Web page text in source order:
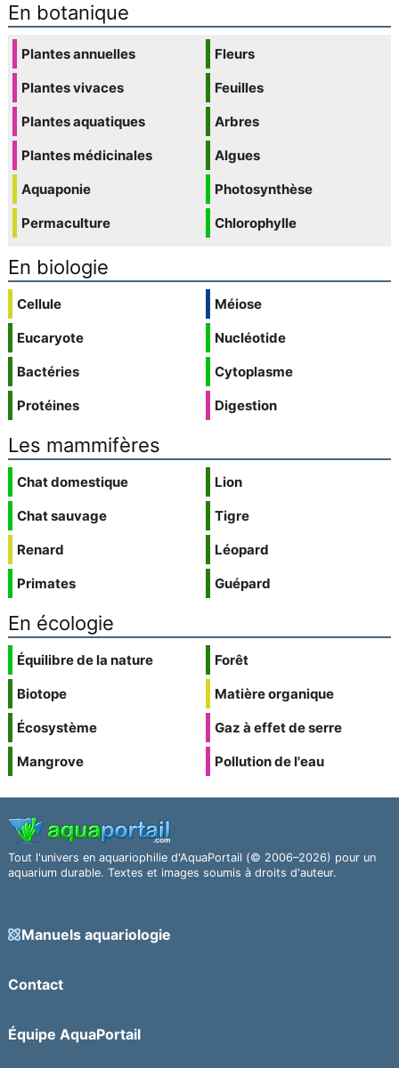
En botanique
Plantes annuelles
Plantes vivaces
Plantes aquatiques
Plantes médicinales
Aquaponie
Permaculture
Fleurs
Feuilles
Arbres
Algues
Photosynthèse
Chlorophylle
En biologie
Cellule
Eucaryote
Bactéries
Protéines
Méiose
Nucléotide
Cytoplasme
Digestion
Les mammifères
Chat domestique
Chat sauvage
Renard
Primates
Lion
Tigre
Léopard
Guépard
En écologie
Équilibre de la nature
Biotope
Écosystème
Mangrove
Forêt
Matière organique
Gaz à effet de serre
Pollution de l'eau
Tout l'univers en aquariophilie d'AquaPortail (© 2006–2026) pour un
aquarium durable. Textes et images soumis à droits d'auteur.
Manuels aquariologie
Contact
Équipe AquaPortail